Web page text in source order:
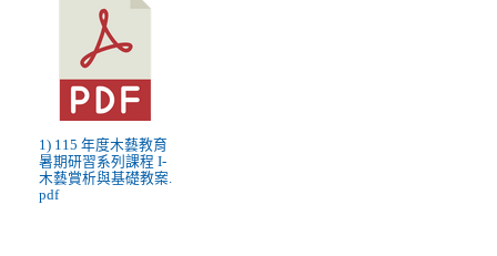
1) 115 年度木藝教育
暑期研習系列課程 I-
木藝賞析與基礎教案.
pdf